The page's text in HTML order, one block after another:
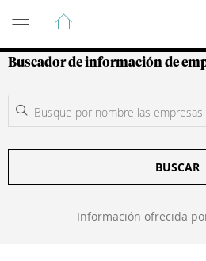
Guía de Empresas
Buscador de información de
BUSCAR
Información ofrecida